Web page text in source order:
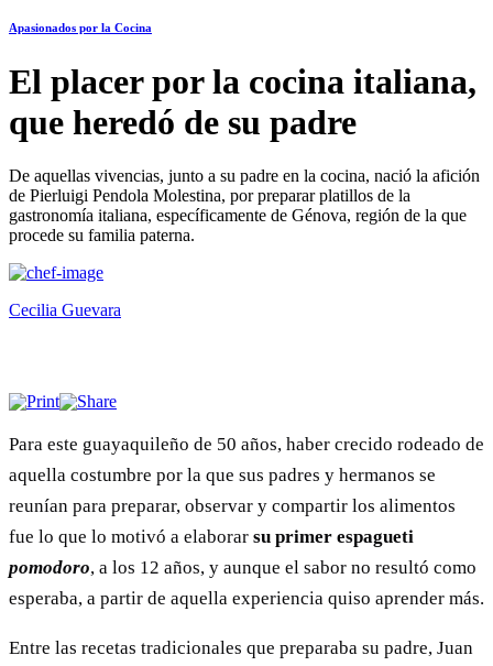
Apasionados por la Cocina
El placer por la cocina italiana,
que heredó de su padre
De aquellas vivencias, junto a su padre en la cocina, nació la afición
de Pierluigi Pendola Molestina, por preparar platillos de la
gastronomía italiana, específicamente de Génova, región de la que
procede su familia paterna.
Cecilia Guevara
Para este guayaquileño de 50 años, haber crecido rodeado de
aquella costumbre por la que sus padres y hermanos se
reunían para preparar, observar y compartir los alimentos
fue lo que lo motivó a elaborar su primer espagueti
pomodoro, a los 12 años, y aunque el sabor no resultó como
esperaba, a partir de aquella experiencia quiso aprender más.
Entre las recetas tradicionales que preparaba su padre, Juan